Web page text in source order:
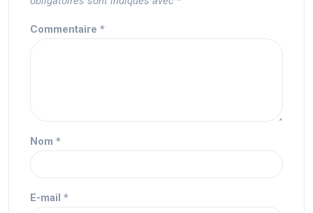
Commentaire *
Nom *
E-mail *